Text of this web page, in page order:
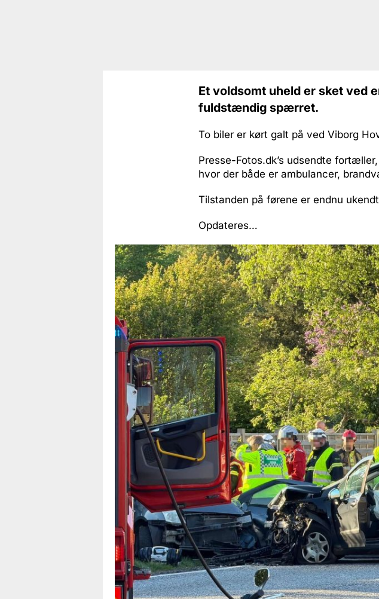
Et voldsomt uheld er sket ved
fuldstændig spærret.
To biler er kørt galt på ved Viborg
Presse-Fotos.dk’s udsendte
hvor der både er ambulancer,
Tilstanden på førene er endnu
Opdateres…